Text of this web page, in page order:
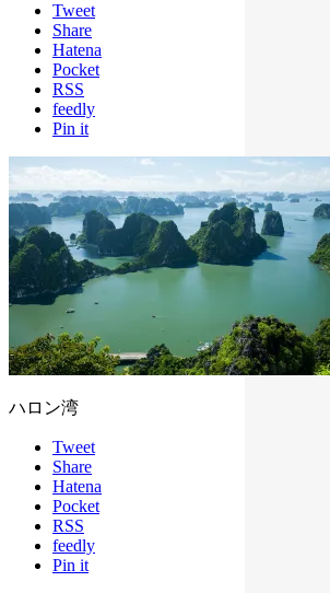
Tweet
Share
Hatena
Pocket
RSS
feedly
Pin it
ハロン湾
Tweet
Share
Hatena
Pocket
RSS
feedly
Pin it